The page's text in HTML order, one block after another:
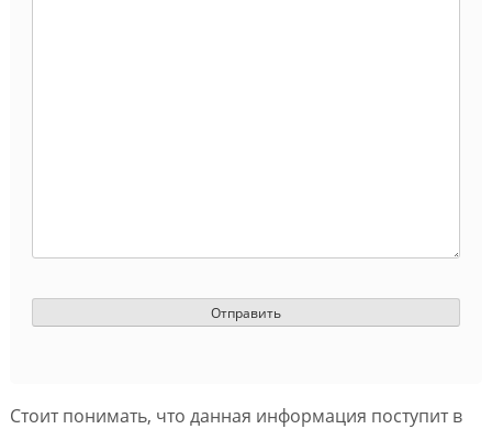
Стоит понимать, что данная информация поступит в